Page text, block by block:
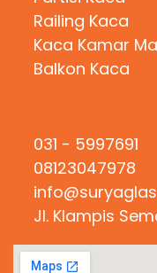
Railing Kaca
Kaca Kamar
Balkon Kaca
031 - 5997691
08123047978
Jl. Klampis